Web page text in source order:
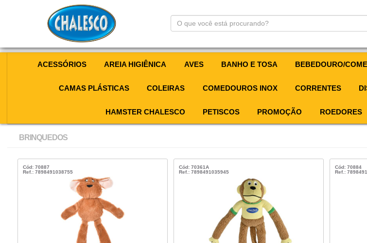
que
está
ACESSÓRIOS AREIA HIGIÊNICA AVES BANHO E TOSA BEBEDOURO/
CAMAS PLÁSTICAS COLEIRAS COMEDOUROS INOX CORRENTES
HAMSTER CHALESCO PETISCOS PROMOÇÃO ROEDORES
BRINQUEDOS
Cód: 70887
Ref.: 7898491038755
Cód: 70361A
Ref.: 7898491035945
Cód: 70884
Ref.: